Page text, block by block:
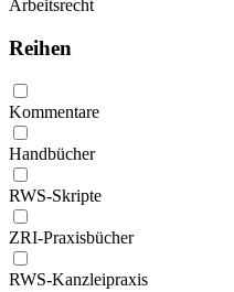
Arbeitsrecht
Reihen
Kommentare
Handbücher
RWS-Skripte
ZRI-Praxisbücher
RWS-Kanzleipraxis